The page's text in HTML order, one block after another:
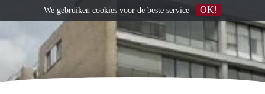
We gebruiken cookies voor de beste service OK!